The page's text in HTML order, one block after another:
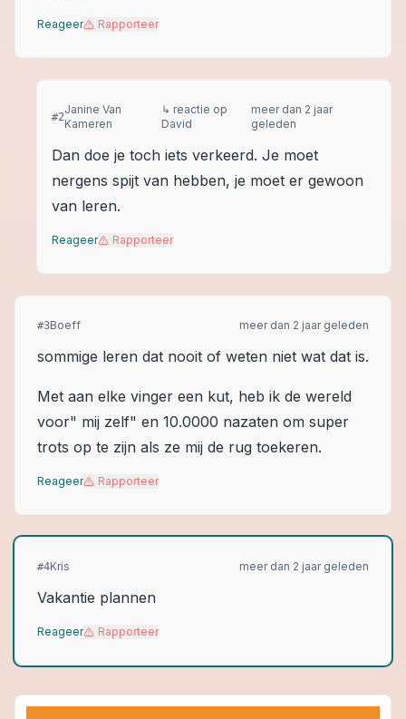
Reageer Rapporteer
#2
Janine Van
Kameren
↳ reactie op
David
meer dan 2 jaar
geleden
Dan doe je toch iets verkeerd. Je moet
nergens spijt van hebben, je moet er gewoon
van leren.
Reageer Rapporteer
#3Boeff meer dan 2 jaar geleden
sommige leren dat nooit of weten niet wat dat is.
Met aan elke vinger een kut, heb ik de wereld
voor" mij zelf" en 10.0000 nazaten om super
trots op te zijn als ze mij de rug toekeren.
Reageer Rapporteer
#4Kris meer dan 2 jaar geleden
Vakantie plannen
Reageer Rapporteer